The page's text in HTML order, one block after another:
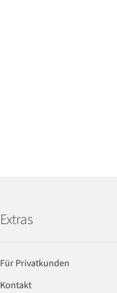
Extras
Für Privatkunden
Kontakt